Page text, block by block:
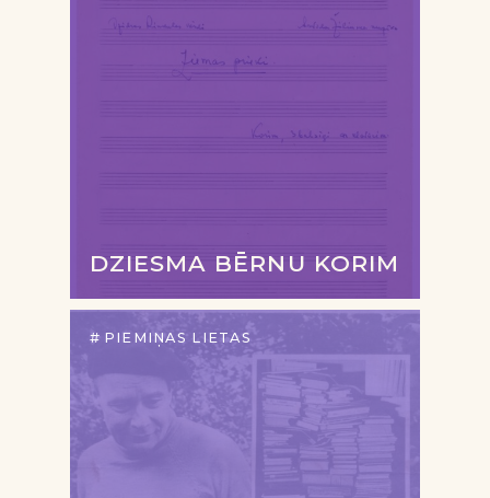
DZIESMA BĒRNU KORIM
PIEMIŅAS LIETAS